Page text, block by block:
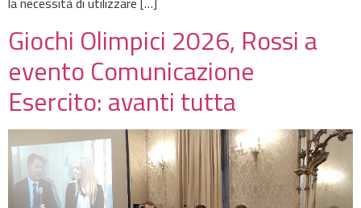
Giochi Olimpici 2026, Rossi a
evento Comunicazione
Esercito: avanti tutta